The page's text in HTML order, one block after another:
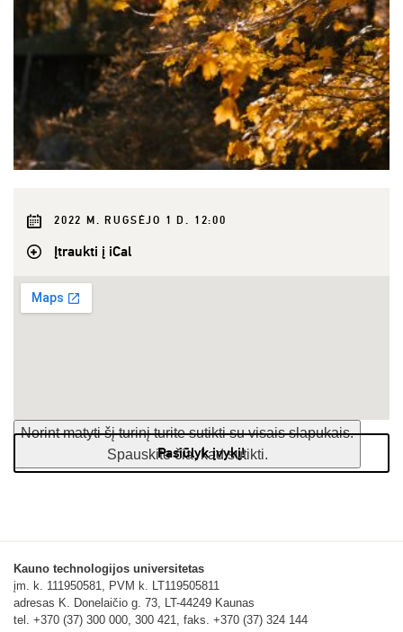
2022 M. RUGSĖJO 1 D. 12:00
Įtraukti į iCal
Norint matyti šį turinį turite sutikti su visais slapukais.
Spauskite čia, kad sutikti.
Pasiūlyk įvykį!
Kauno technologijos universitetas
įm. k. 111950581, PVM k. LT119505811
adresas K. Donelaičio g. 73, LT-44249 Kaunas
tel. +370 (37) 300 000, 300 421, faks. +370 (37) 324 144